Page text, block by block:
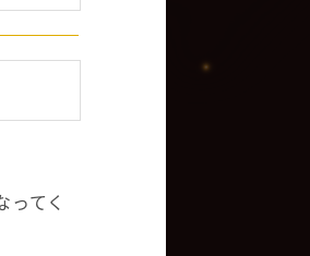
ってく